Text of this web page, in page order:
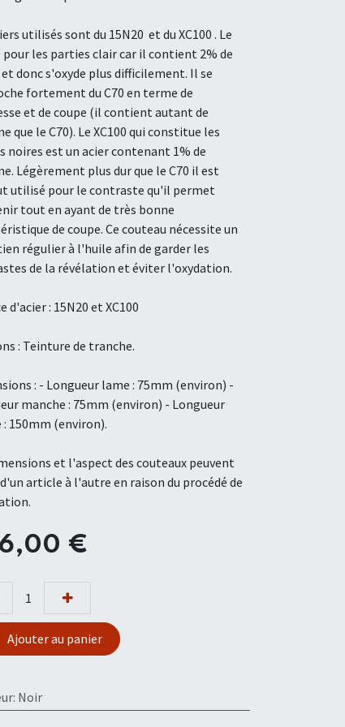
utilisés sont du 15N20 et du XC100 . Le
pour les parties clair car il contient 2% de
donc s'oxyde plus difficilement. Il se
fortement du C70 en terme de
et de coupe (il contient autant de
que le C70). Le XC100 qui constitue les
noires est un acier contenant 1% de
Légèrement plus dur que le C70 il est
utilisé pour le contraste qu'il permet
tout en ayant de très bonne
de coupe. Ce couteau nécessite un
régulier à l'huile afin de garder les
de la révélation et éviter l'oxydation.
d'acier : 15N20 et XC100
: Teinture de tranche.
: - Longueur lame : 75mm (environ)​ ​-
manche : 75mm (environ) ​- Longueur
150mm (environ).
et l'aspect des couteaux peuvent
article à l'autre en raison du procédé de
€
Ajouter au panier
: Noir